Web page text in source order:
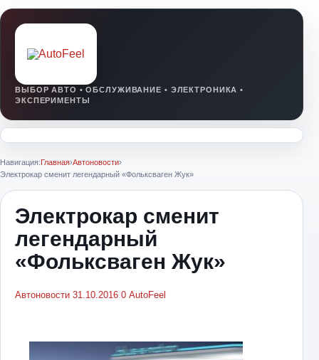
Навигация:Главная›Автоновости›
Электрокар сменит легендарный «Фольксваген Жук»
Электрокар сменит
легендарный
«Фольксваген Жук»
Автоновости 31.10.2016 0 AutoFeel